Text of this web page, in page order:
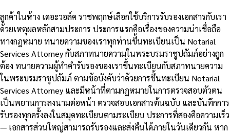
ลูกค้าในห้าง เดอะวอล์ค ราชพฤกษ์เลือกใช้บริการรับรองเอกสารกับเรา
ด้วยเหตุผลหลักสามประการ ประการแรกคือเรื่องของความน่าเชื่อถือ
ทางกฎหมาย ทนายความของเราทุกท่านขึ้นทะเบียนเป็น Notarial
Services Attorney กับสภาทนายความในพระบรมราชูปถัมภ์อย่างถูก
ต้อง ทนายความผู้ทำคำรับรองของเราขึ้นทะเบียนกับสภาทนายความ
ในพระบรมราชูปถัมภ์ ตามข้อบังคับว่าด้วยการขึ้นทะเบียน Notarial
Services Attorney และมีหน้าที่ตามกฎหมายในการตรวจสอบตัวตน
เป็นพยานการลงนามต่อหน้า ตรวจสอบเอกสารต้นฉบับ และบันทึกการ
รับรองทุกครั้งลงในสมุดทะเบียนตามระเบียบ ประการที่สองคือความเร็ว
— เอกสารส่วนใหญ่สามารถรับรองและส่งคืนได้ภายในวันเดียวกัน หาก